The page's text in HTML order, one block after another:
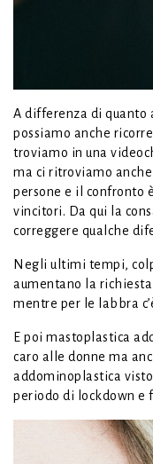
A differenza di quanto
possiamo anche
troviamo in una
ma ci ritroviamo anche
persone e il confronto
vincitori. Da qui la
correggere qualche
Negli ultimi tempi,
aumentano la
mentre per le labbra
E poi mastoplastica
caro alle donne ma
addominoplastica
periodo di lockdown e